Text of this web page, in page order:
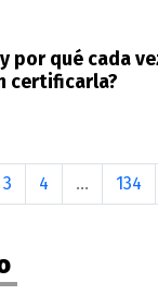
por qué cada
certificarla?
3 4 ... 134